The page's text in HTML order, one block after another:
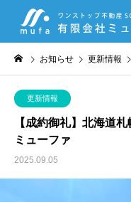
お知らせ 更新情報
更新情報
【成約御礼】北海道
ミューファ
2025.09.05